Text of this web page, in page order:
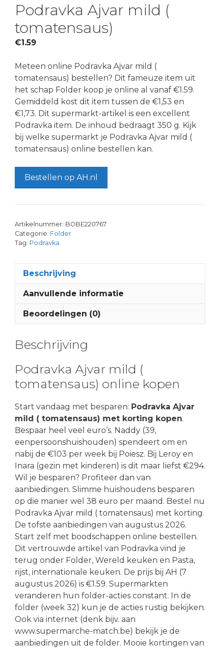
Podravka Ajvar mild (
tomatensaus)
€1.59
Meteen online Podravka Ajvar mild (
tomatensaus) bestellen? Dit fameuze item uit
het schap Folder koop je online al vanaf €1.59.
Gemiddeld kost dit item tussen de €1,53 en
€1,73. Dit supermarkt-artikel is een excellent
Podravka item. De inhoud bedraagt 350 g. Kijk
bij welke supermarkt je Podravka Ajvar mild (
tomatensaus) online bestellen kan.
Bestellen op AH.nl
Artikelnummer: BOBE220767
Categorie: Folder
Tag: Podravka
Beschrijving
Aanvullende informatie
Beoordelingen (0)
Beschrijving
Podravka Ajvar mild (
tomatensaus) online kopen
Start vandaag met besparen: Podravka Ajvar
mild ( tomatensaus) met korting kopen.
Bespaar heel veel euro’s. Naddy (39,
eenpersoonshuishouden) spendeert om en
nabij de €103 per week bij Poiesz. Bij Leroy en
Inara (gezin met kinderen) is dit maar liefst €294.
Wil je besparen? Profiteer dan van
aanbiedingen. Slimme huishoudens besparen
op die manier wel 38 euro per maand. Bestel nu
Podravka Ajvar mild ( tomatensaus) met korting.
De tofste aanbiedingen van augustus 2026.
Start zelf met boodschappen online bestellen.
Dit vertrouwde artikel van Podravka vind je
terug onder Folder, Wereld keuken en Pasta,
rijst, internationale keuken. De prijs bij AH (7
augustus 2026) is €1.59. Supermarkten
veranderen hun folder-acties constant. In de
folder (week 32) kun je de acties rustig bekijken.
Ook via internet (denk bijv. aan
www.supermarche-match.be) bekijk je de
aanbiedingen uit de folder. Mooie kortingen van